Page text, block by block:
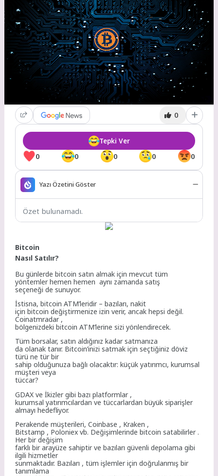
0
0 0 0 0 0
Tepki Ver
Yazı Özetini Göster
Özet bulunamadı.
Bitcoin
Nasıl Satılır?
Bu günlerde bitcoin satın almak için mevcut tüm
yöntemler hemen hemen aynı zamanda satış
seçeneği de sunuyor.
İstisna, bitcoin ATM’leridir – bazıları, nakit
için bitcoin değiştirmenize izin verir, ancak hepsi değil.
Coinatmradar ,
bölgenizdeki bitcoin ATM’lerine sizi yönlendirecek.
Tüm borsalar, satın aldığınız kadar satmanıza
da olanak tanır. Bitcoin’inizi satmak için seçtiğiniz döviz
türü ne tür bir
sahip olduğunuza bağlı olacaktır: küçük yatırımcı, kurumsal
müşteri veya
tüccar?
GDAX ve İkizler gibi bazı platformlar ,
kurumsal yatırımcılardan ve tüccarlardan büyük siparişler
almayı hedefliyor.
Perakende müşterileri, Coinbase , Kraken ,
Bitstamp , Poloniex vb. Değişimlerinde bitcoin satabilirler .
Her bir değişim
farklı bir arayüze sahiptir ve bazıları güvenli depolama gibi
ilgili hizmetler
sunmaktadır. Bazıları , tüm işlemler için doğrulanmış bir
tanımlama